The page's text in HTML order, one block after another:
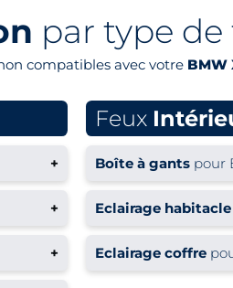
par type de
compatibles avec votre BMW
+
+
+
Feux
Boîte à gants pour
Eclairage habitacle
Eclairage coffre